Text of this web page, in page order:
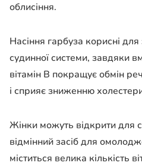
облисіння.
Насіння гарбуза корисні
судинної системи, завдяки
вітамін В покращує обмін
і сприяє зниженню
Жінки можуть відкрити для
відмінний засіб для
міститься велика кількість